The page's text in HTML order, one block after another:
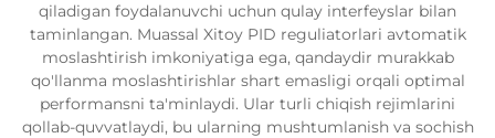
qiladigan foydalanuvchi uchun qulay interfeyslar bilan
taminlangan. Muassal Xitoy PID reguliatorlari avtomatik
moslashtirish imkoniyatiga ega, qandaydir murakkab
qo'llanma moslashtirishlar shart emasligi orqali optimal
performansni ta'minlaydi. Ular turli chiqish rejimlarini
qollab-quvvatlaydi, bu ularning mushtumlanish va sochish